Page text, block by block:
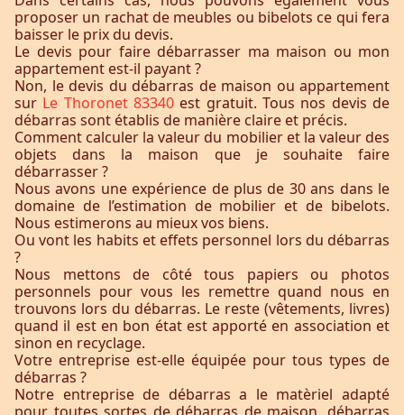
proposer un rachat de meubles ou bibelots ce qui fera
baisser le prix du devis.
Le devis pour faire débarrasser ma maison ou mon
appartement est-il payant ?
Non, le devis du débarras de maison ou appartement
sur Le Thoronet 83340 est gratuit. Tous nos devis de
débarras sont établis de manière claire et précis.
Comment calculer la valeur du mobilier et la valeur des
objets dans la maison que je souhaite faire
débarrasser ?
Nous avons une expérience de plus de 30 ans dans le
domaine de l’estimation de mobilier et de bibelots.
Nous estimerons au mieux vos biens.
Ou vont les habits et effets personnel lors du débarras
?
Nous mettons de côté tous papiers ou photos
personnels pour vous les remettre quand nous en
trouvons lors du débarras. Le reste (vêtements, livres)
quand il est en bon état est apporté en association et
sinon en recyclage.
Votre entreprise est-elle équipée pour tous types de
débarras ?
Notre entreprise de débarras a le matèriel adapté